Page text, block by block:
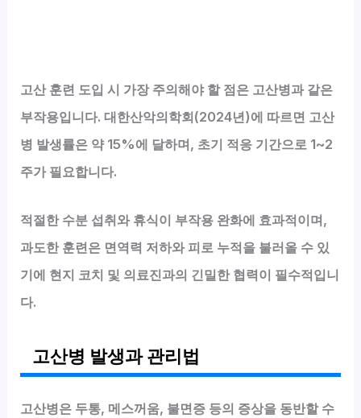
고산 훈련 도입 시 가장 주의해야 할 점은 고산병과 같은
부작용입니다. 대한산악의학회(2024년)에 따르면 고산
병 발생률은 약 15%에 달하며, 초기 적응 기간으로 1~2
주가 필요합니다.
적절한 수분 섭취와 휴식이 부작용 완화에 효과적이며,
과도한 훈련은 면역력 저하와 피로 누적을 불러올 수 있
기에 현지 코치 및 의료진과의 긴밀한 협력이 필수적입니
다.
고산병 발생과 관리법
고산병은 두통, 메스꺼움, 불면증 등의 증상을 동반할 수